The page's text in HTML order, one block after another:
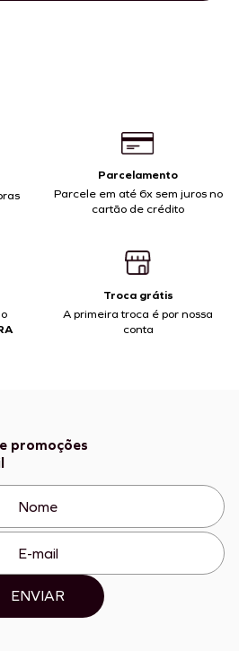
Parcelamento
Parcele em até 6x sem juros no
cartão de crédito
Troca grátis
A primeira troca é por nossa
conta
promoções
ENVIAR